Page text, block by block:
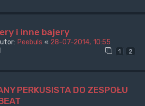
i inne bajery
Peebuls « 28-07-2014, 10:55
1 2
PERKUSISTA DO ZESPOŁU